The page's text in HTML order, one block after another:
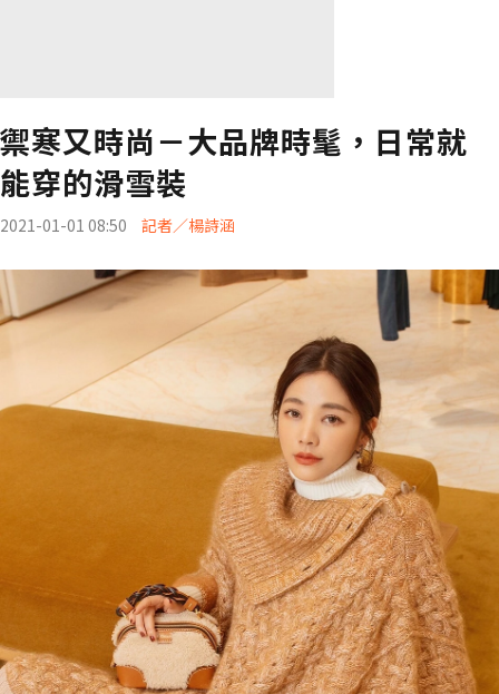
禦寒又時尚－大品牌時髦，日常就
能穿的滑雪裝
2021-01-01 08:50 記者／楊詩涵